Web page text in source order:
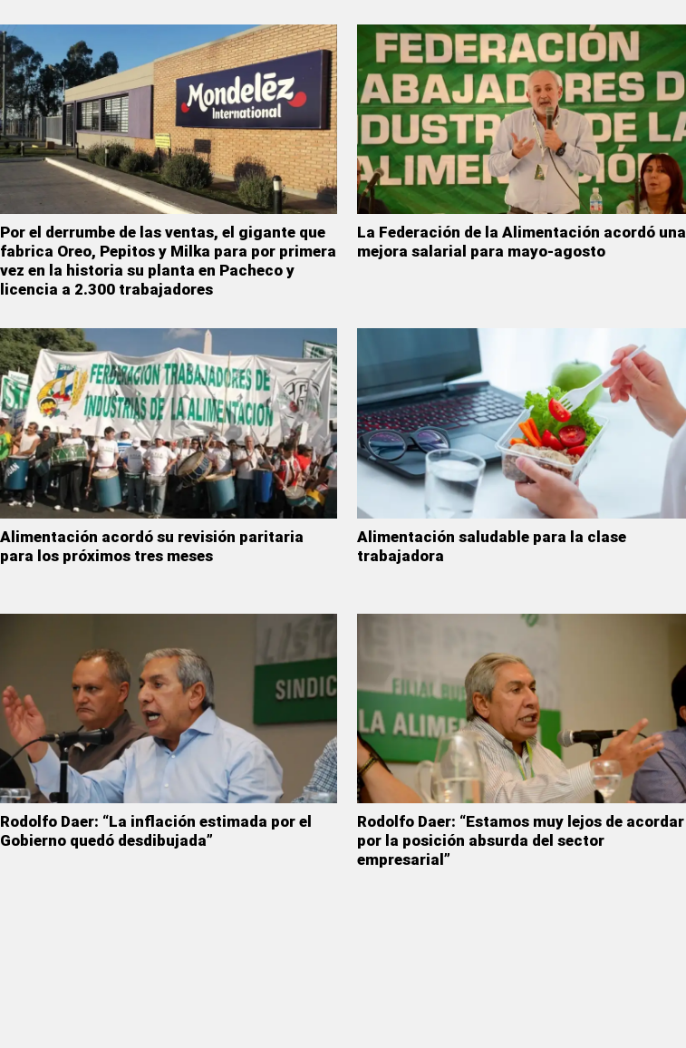
Por el derrumbe de las ventas, el gigante que
fabrica Oreo, Pepitos y Milka para por primera
vez en la historia su planta en Pacheco y
licencia a 2.300 trabajadores
La Federación de la Alimentación acordó una
mejora salarial para mayo-agosto
Alimentación acordó su revisión paritaria
para los próximos tres meses
Alimentación saludable para la clase
trabajadora
Rodolfo Daer: “La inflación estimada por el
Gobierno quedó desdibujada”
Rodolfo Daer: “Estamos muy lejos de acordar
por la posición absurda del sector
empresarial”